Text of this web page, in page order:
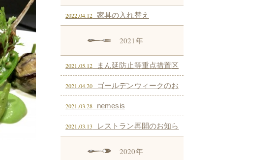
2022.04.12 家具の入れ替え
2021年
2021.05.12 まん延防止等重点措置区
域追加に伴うお知らせ
2021.04.20 ゴールデンウィークのお
知らせ
2021.03.28 nemesis
2021.03.13 レストラン再開のお知ら
2020年